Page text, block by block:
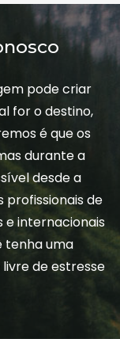
pode criar
for o destino,
é que os
durante a
desde a
profissionais de
e internacionais
tenha uma
de estresse